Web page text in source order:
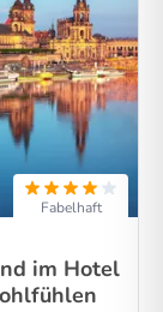
Fabelhaft
im Hotel